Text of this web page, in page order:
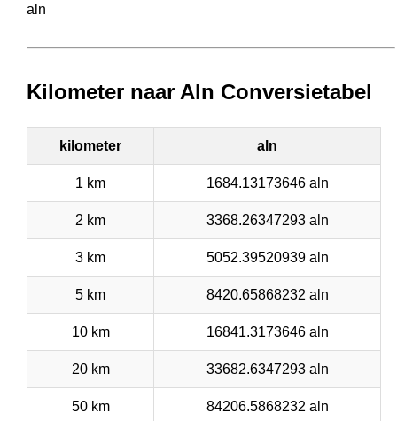
aln
Kilometer naar Aln Conversietabel
kilometer aln
1 km 1684.13173646 aln
2 km 3368.26347293 aln
3 km 5052.39520939 aln
5 km 8420.65868232 aln
10 km 16841.3173646 aln
20 km 33682.6347293 aln
50 km 84206.5868232 aln